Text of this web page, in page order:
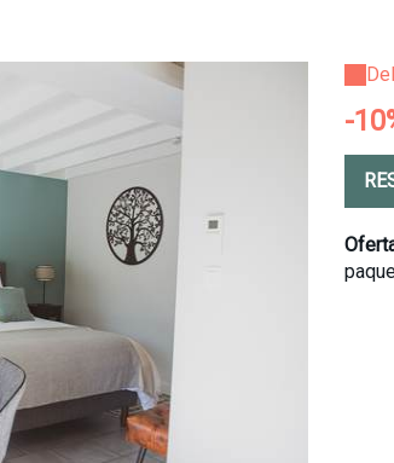
Del
-